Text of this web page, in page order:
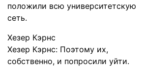
положили всю университетскую
сеть.
Хезер Кэрнс
Хезер Кэрнс: Поэтому их,
собственно, и попросили уйти.